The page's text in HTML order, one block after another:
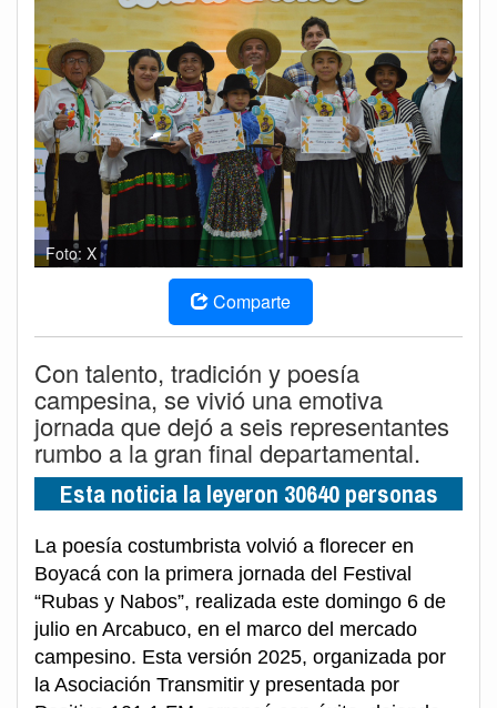
Foto: X
Comparte
Con talento, tradición y poesía
campesina, se vivió una emotiva
jornada que dejó a seis representantes
rumbo a la gran final departamental.
Esta noticia la leyeron 30640 personas
La poesía costumbrista volvió a florecer en
Boyacá con la primera jornada del Festival
“Rubas y Nabos”, realizada este domingo 6 de
julio en Arcabuco, en el marco del mercado
campesino. Esta versión 2025, organizada por
la Asociación Transmitir y presentada por